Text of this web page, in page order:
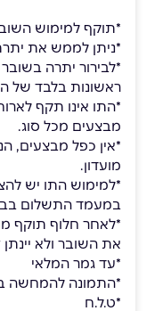
*תוקף למימוש השובר- 5
*ניתן לממש את
ראשונות בלבד של
*התו אינו תקף
מבצעים מכל סוג.
*אין כפל מבצעים,
מועדון.
*למימוש התו יש
במעמד התשלום
*לאחר חלוף תוקף
את השובר ולא יינתן
*עד גמר המלאי
*התמונה להמחשה
*ט.ל.ח